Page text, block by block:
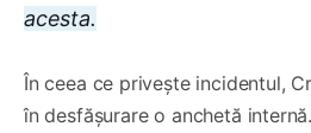
acesta.
În ceea ce privește incidentul,
în desfășurare o anchetă